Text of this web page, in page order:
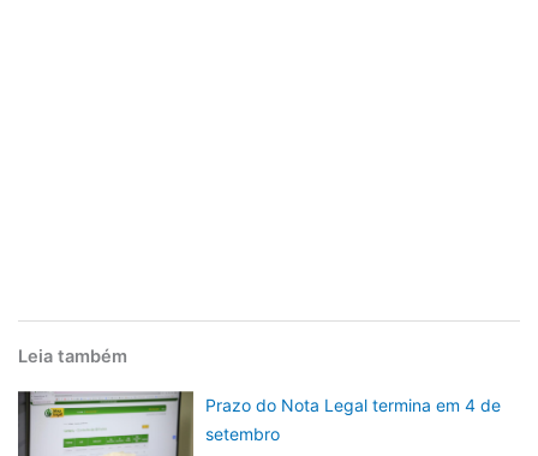
Leia também
Prazo do Nota Legal termina em 4 de
setembro